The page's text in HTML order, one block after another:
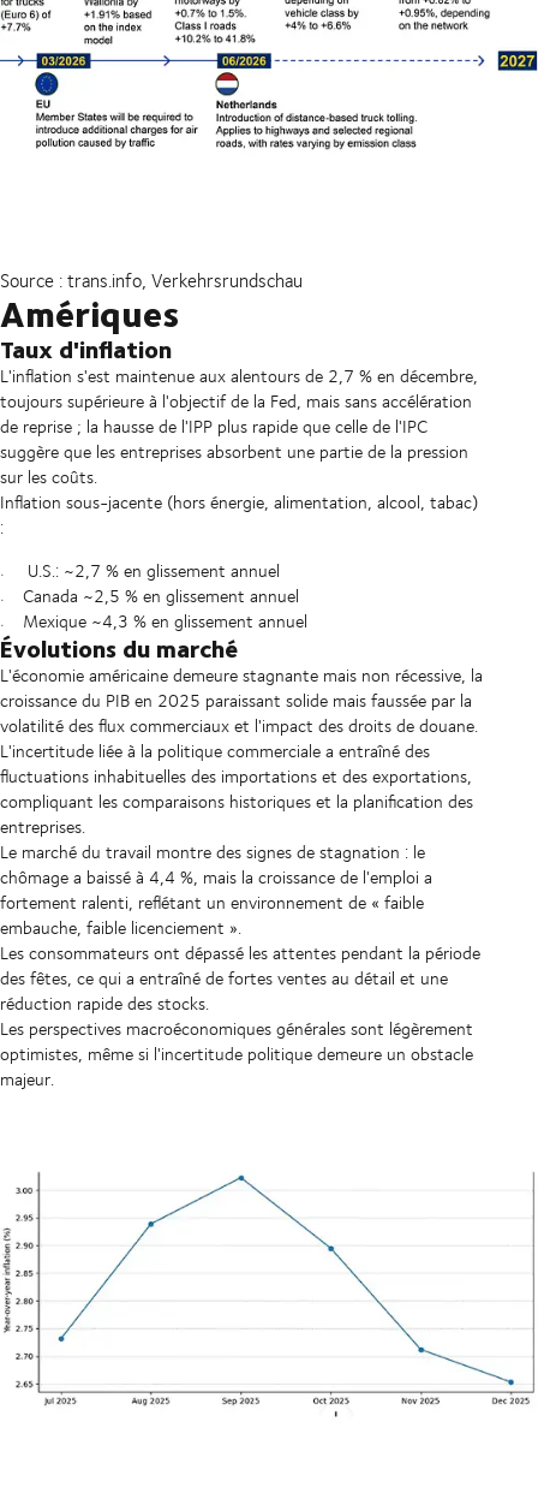
Source : trans.info, Verkehrsrundschau
Amériques
Taux d'inflation
L'inflation s'est maintenue aux alentours de 2,7 % en décembre,
toujours supérieure à l'objectif de la Fed, mais sans accélération
de reprise ; la hausse de l'IPP plus rapide que celle de l'IPC
suggère que les entreprises absorbent une partie de la pression
sur les coûts.
Inflation sous-jacente (hors énergie, alimentation, alcool, tabac)
:
U.S.: ~2,7 % en glissement annuel
Canada ~2,5 % en glissement annuel
Mexique ~4,3 % en glissement annuel
Évolutions du marché
L'économie américaine demeure stagnante mais non récessive, la
croissance du PIB en 2025 paraissant solide mais faussée par la
volatilité des flux commerciaux et l'impact des droits de douane.
L'incertitude liée à la politique commerciale a entraîné des
fluctuations inhabituelles des importations et des exportations,
compliquant les comparaisons historiques et la planification des
entreprises.
Le marché du travail montre des signes de stagnation : le
chômage a baissé à 4,4 %, mais la croissance de l'emploi a
fortement ralenti, reflétant un environnement de « faible
embauche, faible licenciement ».
Les consommateurs ont dépassé les attentes pendant la période
des fêtes, ce qui a entraîné de fortes ventes au détail et une
réduction rapide des stocks.
Les perspectives macroéconomiques générales sont légèrement
optimistes, même si l'incertitude politique demeure un obstacle
majeur.